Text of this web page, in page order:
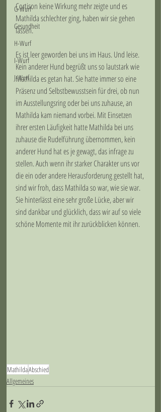
G-Wurf
Gesundheit
H-Wurf
I-Wurf
J-Wurf
Cortison keine Wirkung mehr zeigte und es
Mathilda schlechter ging, haben wir sie gehen
lassen.
Es ist leer geworden bei uns im Haus. Und leise.
Kein anderer Hund begrüßt uns so lautstark wie
Mathilda es getan hat. Sie hatte immer so eine
Präsenz und Selbstbewusstsein für drei, ob nun
im Ausstellungsring oder bei uns zuhause, an
Mathilda kam niemand vorbei. Mit Einsetzen
ihrer ersten Läufigkeit hatte Mathilda bei uns
zuhause die Rudelführung übernommen, kein
anderer Hund hat es je gewagt, das infrage zu
stellen. Auch wenn ihr starker Charakter uns vor
die ein oder andere Herausforderung gestellt hat,
sind wir froh, dass Mathilda so war, wie sie war.
Sie hinterlässt eine sehr große Lücke, aber wir
sind dankbar und glücklich, dass wir auf so viele
schöne Momente mit ihr zurückblicken können.
MathildaAbschied
Allgemeines